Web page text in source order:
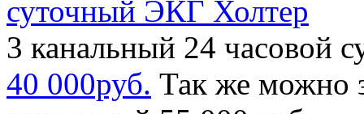
суточный ЭКГ Холтер
3 канальный 24 часовой
40 000руб. Так же можно